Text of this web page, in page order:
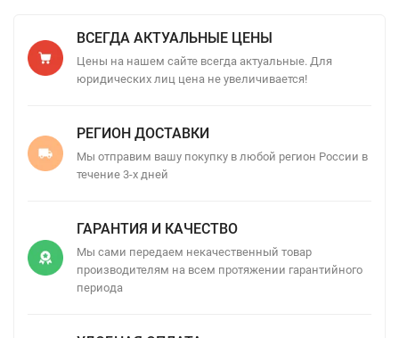
ВСЕГДА АКТУАЛЬНЫЕ ЦЕНЫ
Цены на нашем сайте всегда актуальные. Для
юридических лиц цена не увеличивается!
РЕГИОН ДОСТАВКИ
Мы отправим вашу покупку в любой регион России в
течение 3-х дней
ГАРАНТИЯ И КАЧЕСТВО
Мы сами передаем некачественный товар
производителям на всем протяжении гарантийного
периода